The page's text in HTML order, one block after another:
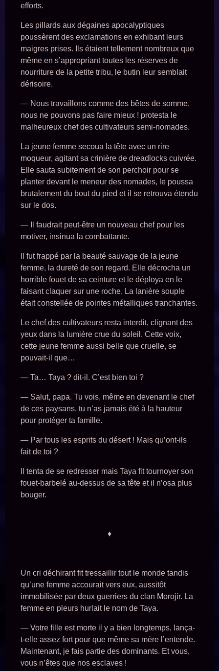
efforts.
Les pillards aux dégaines apocalyptiques
poussèrent des exclamations en exhibant leurs
maigres prises. Ils étaient tellement nombreux que
même en s’appropriant toutes les réserves de
nourriture de la petite tribu, le butin leur semblait
dérisoire.
— Nous travaillons comme des bêtes de somme,
nous ne pouvons pas faire mieux ! protesta le
malheureux chef des cultivateurs semi-nomades.
La jeune femme secoua la tête avec un rire
moqueur, agitant sa crinière de dreadlocks cuivrée.
Elle sauta subitement de son perchoir pour se
planter devant le meneur des nomades, le poussa
brutalement du bout du pied et il se retrouva étendu
sur le dos.
— Il faudrait peut-être un nouveau chef pour les
motiver, insinua la combattante.
Il fut frappé par la beauté sauvage de la jeune
femme, la dureté de son regard. Elle décrocha un
horrible fouet de sa ceinture et le déploya en le
faisant claquer sur une roche. La lanière souple
était constellée de pointes métalliques tranchantes.
Le chef des cultivateurs resta interdit, clignant des
yeux dans la lumière crue du soleil. Cette voix,
cette jeune femme aussi belle que cruelle, se
pouvait-il que…
— Ta… Taya ? dit-il. C’est bien toi ?
— Salut, papa. Tu vois, même en devenant le chef
de ces paysans, tu n’as jamais été à la hauteur
pour protéger ta famille.
— Par tous les esprits du désert ! Mais qu’ont-ils
fait de toi ?
Il tenta de se redresser mais Taya fit tournoyer son
fouet-barbelé au-dessus de sa tête et il n’osa plus
bouger.
♦
Un cri déchirant fit tressaillir tout le monde tandis
qu’une femme accourait vers eux, aussitôt
immobilisée par deux guerriers du clan Morojir. La
femme en pleurs hurlait le nom de Taya.
— Votre fille est morte il y a bien longtemps, lança-
t-elle assez fort pour que même sa mère l’entende.
Maintenant, je fais partie des dominants. Et vous,
vous n’êtes que nos esclaves !